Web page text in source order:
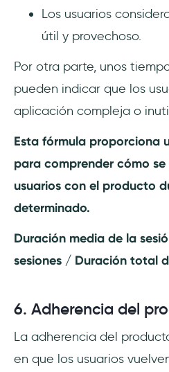
Los usuarios
útil y provechoso.
Por otra parte, unos
pueden indicar que los
aplicación compleja o
Esta fórmula proporciona
para comprender cómo
usuarios con el producto
determinado.
Duración media de la
sesiones / Duración total
6. Adherencia del
La adherencia del
en que los usuarios